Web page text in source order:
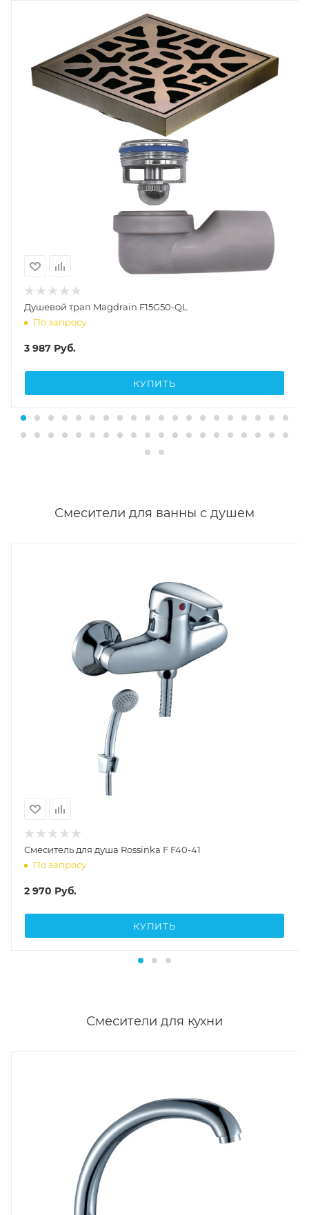
Душевой трап Magdrain F15G50-QL
По запросу
3 987 Руб.
КУПИТЬ
Смесители для ванны с душем
Смеситель для душа Rossinka F F40-41
По запросу
2 970 Руб.
КУПИТЬ
Смесители для кухни